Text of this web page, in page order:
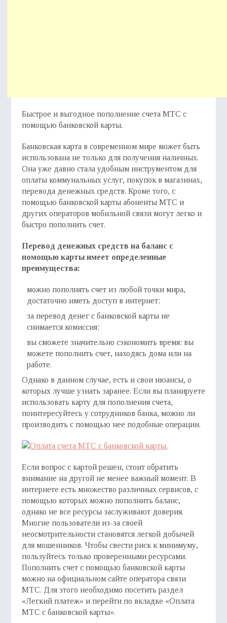
Быстрое и выгодное пополнение счета МТС с
помощью банковской карты.
Банковская карта в современном мире может быть
использована не только для получения наличных.
Она уже давно стала удобным инструментом для
оплаты коммунальных услуг, покупок в магазинах,
перевода денежных средств. Кроме того, с
помощью банковской карты абоненты МТС и
других операторов мобильной связи могут легко и
быстро пополнить счет.
Перевод денежных средств на баланс с
помощью карты имеет определенные
преимущества:
можно пополнять счет из любой точки мира,
достаточно иметь доступ в интернет;
за перевод денег с банковской карты не
снимается комиссия;
вы сможете значительно сэкономить время: вы
можете пополнить счет, находясь дома или на
работе.
Однако в данном случае, есть и свои нюансы, о
которых лучше узнать заранее. Если вы планируете
использовать карту для пополнения счета,
поинтересуйтесь у сотрудников банка, можно ли
производить с помощью нее подобные операции.
Если вопрос с картой решен, стоит обратить
внимание на другой не менее важный момент. В
интернете есть множество различных сервисов, с
помощью которых можно пополнить баланс,
однако не все ресурсы заслуживают доверия.
Многие пользователи из-за своей
неосмотрительности становятся легкой добычей
для мошенников. Чтобы свести риск к минимуму,
пользуйтесь только проверенными ресурсами.
Пополнить счет с помощью банковской карты
можно на официальном сайте оператора связи
МТС. Для этого необходимо посетить раздел
«Легкий платеж» и перейти по вкладке «Оплата
МТС с банковской карты».